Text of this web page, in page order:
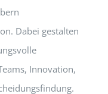
Dabei gestalten
Innovation,